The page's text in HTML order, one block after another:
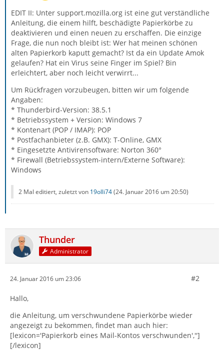
EDIT II: Unter support.mozilla.org ist eine gut verständliche
Anleitung, die einem hilft, beschädigte Papierkörbe zu
deaktivieren und einen neuen zu erschaffen. Die einzige
Frage, die nun noch bleibt ist: Wer hat meinen schönen
alten Papierkorb kaputt gemacht? Ist da ein Update Amok
gelaufen? Hat ein Virus seine Finger im Spiel? Bin
erleichtert, aber noch leicht verwirrt...
Um Rückfragen vorzubeugen, bitten wir um folgende
Angaben:
* Thunderbird-Version: 38.5.1
* Betriebssystem + Version: Windows 7
* Kontenart (POP / IMAP): POP
* Postfachanbieter (z.B. GMX): T-Online, GMX
* Eingesetzte Antivirensoftware: Norton 360°
* Firewall (Betriebssystem-intern/Externe Software):
Windows
2 Mal editiert, zuletzt von 19olli74(24. Januar 2016 um 20:50)
Thunder
Administrator
24. Januar 2016 um 23:06 #2
Hallo,
die Anleitung, um verschwundene Papierkörbe wieder
angezeigt zu bekommen, findet man auch hier:
[lexicon='Papierkorb eines Mail-Kontos verschwunden','']
[/lexicon]